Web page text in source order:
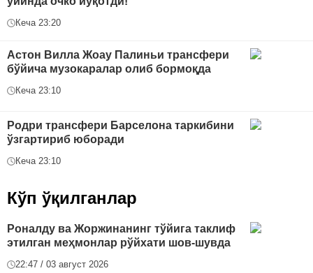
Кеча 23:20
Астон Вилла Жоау Палиньи трансфери
бўйича музокаралар олиб бормоқда
Кеча 23:10
Родри трансфери Барселона таркибини
ўзгартириб юборади
Кеча 23:10
Кўп ўқилганлар
Роналду ва Жоржинанинг тўйига таклиф
этилган меҳмонлар рўйхати шов-шувда
22:47 / 03 август 2026